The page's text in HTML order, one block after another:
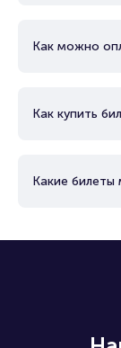
Как можно
Как купить
Какие билеты